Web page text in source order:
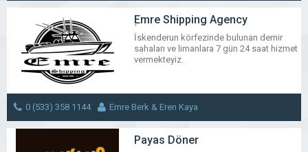
WhatsApp
Facebook
Share
Emre Shipping Agency
İskenderun
İskenderun körfezinde bulunan demir
sahaları ve limanlara 7 gün 24 saat hizmet
vermekteyiz.
Share
0 (533) 358 1144 Emre Berk & Eren Kaya
Payas Döner